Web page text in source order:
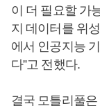
이 더 필요할 가
지 데이터를 위
에서 인공지능
다”고 전했다.
결국 모틀리풀